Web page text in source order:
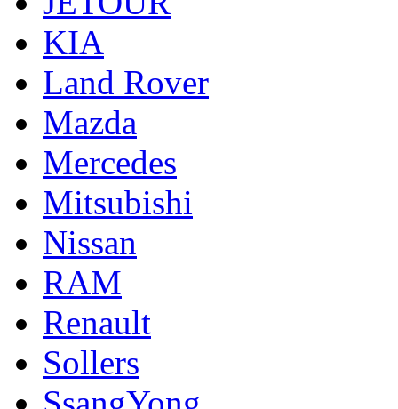
KIA
Land Rover
Mazda
Mercedes
Mitsubishi
Nissan
RAM
Renault
Sollers